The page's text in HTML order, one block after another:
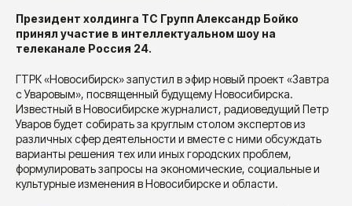
Президент холдинга ТС Групп Александр Бойко
принял участие в интеллектуальном шоу на
телеканале Россия 24.
ГТРК «Новосибирск» запустил в эфир новый проект «Завтра
с Уваровым», посвященный будущему Новосибирска.
Известный в Новосибирске журналист, радиоведущий Петр
Уваров будет собирать за круглым столом экспертов из
различных сфер деятельности и вместе с ними обсуждать
варианты решения тех или иных городских проблем,
формулировать запросы на экономические, социальные и
культурные изменения в Новосибирске и области.